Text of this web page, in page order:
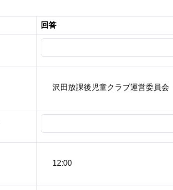
回答
沢田放課後児童クラブ運営委員会
12:00